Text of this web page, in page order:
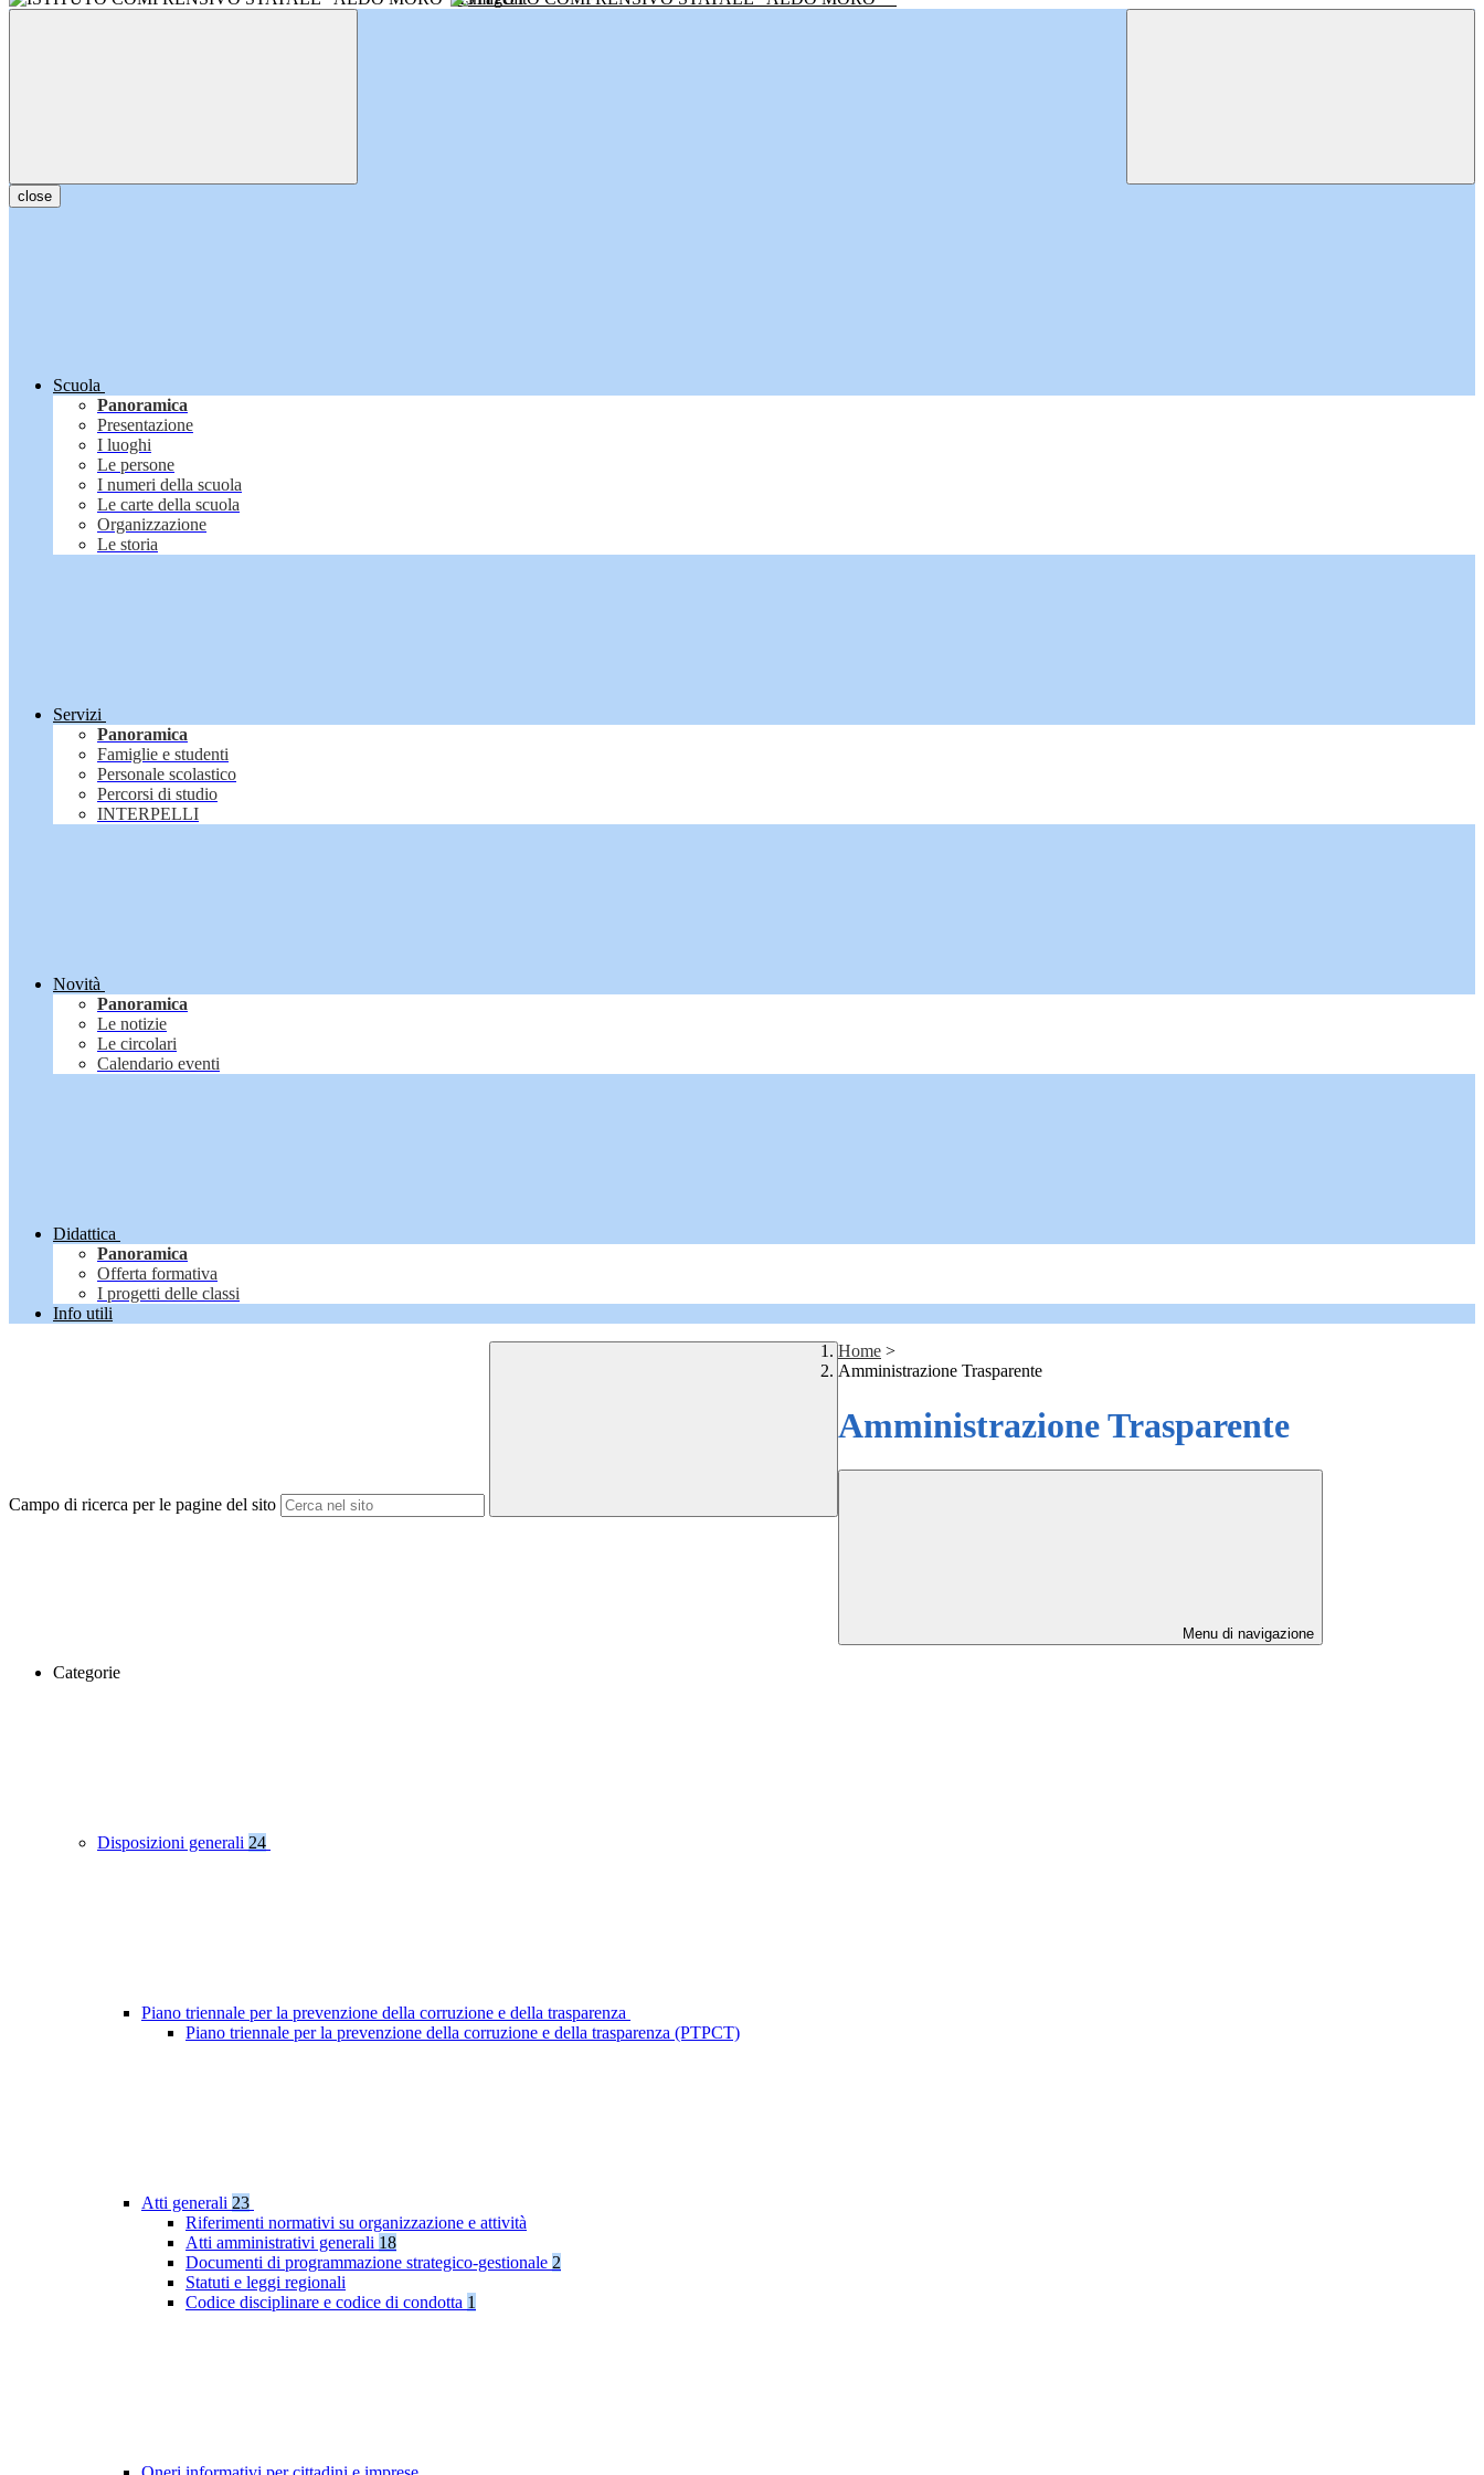
close
Scuola
Panoramica
Presentazione
I luoghi
Le persone
I numeri della scuola
Le carte della scuola
Organizzazione
Le storia
Servizi
Panoramica
Famiglie e studenti
Personale scolastico
Percorsi di studio
INTERPELLI
Novità
Panoramica
Le notizie
Le circolari
Calendario eventi
Didattica
Panoramica
Offerta formativa
I progetti delle classi
Info utili
Campo di ricerca per le pagine del sito
Home >
Amministrazione Trasparente
Amministrazione Trasparente
Menu di navigazione
Categorie
Disposizioni generali 24
Piano triennale per la prevenzione della corruzione e della trasparenza
Piano triennale per la prevenzione della corruzione e della trasparenza (PTPCT)
Atti generali 23
Riferimenti normativi su organizzazione e attività
Atti amministrativi generali 18
Documenti di programmazione strategico-gestionale 2
Statuti e leggi regionali
Codice disciplinare e codice di condotta 1